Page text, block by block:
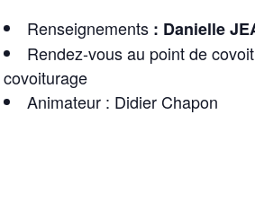
Renseignements : Danielle
Rendez-vous au point de
covoiturage
Animateur : Didier Chapon